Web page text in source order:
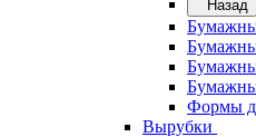
Назад
Формы
Вырубки